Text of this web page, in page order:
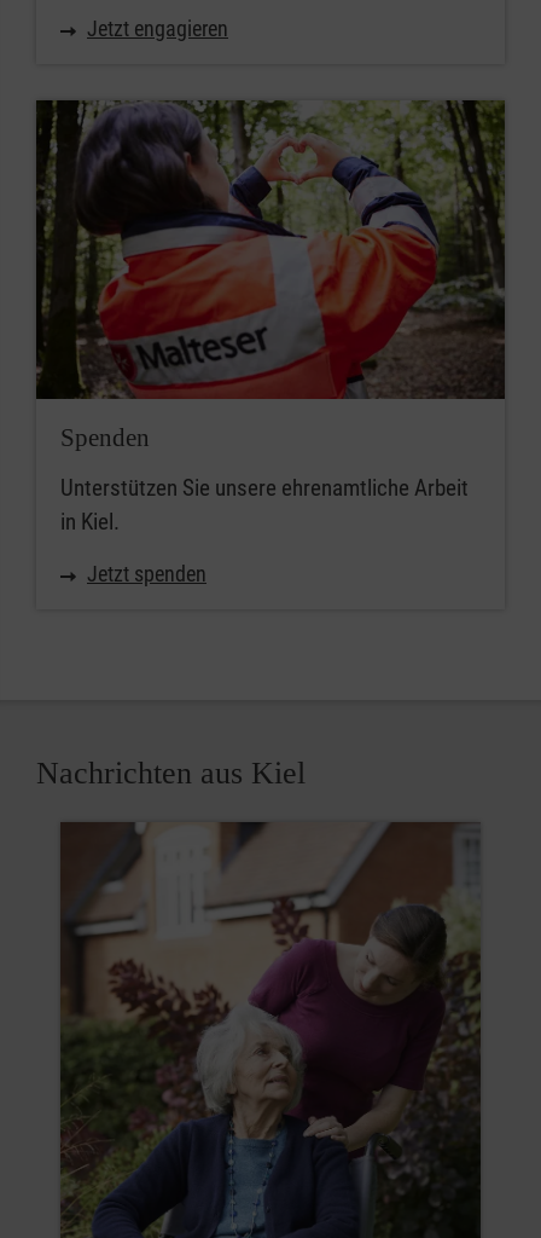
Jetzt engagieren
Spenden
Unterstützen Sie unsere ehrenamtliche Arbeit
in Kiel.
Jetzt spenden
Nachrichten aus Kiel